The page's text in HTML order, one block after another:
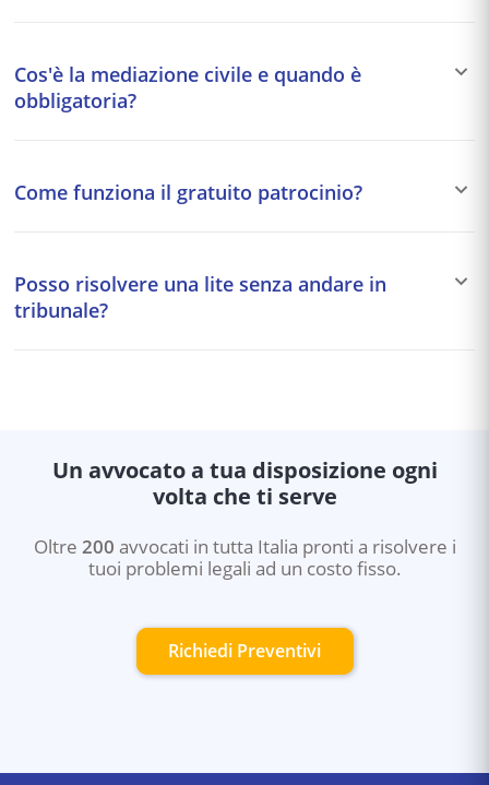
semplici fino a 5-10 anni per quelle più articolate. Per
questo motivo si preferisce spesso una soluzione
Cos'è la mediazione civile e quando è
obbligatoria?
come condizione di procedibilità per alcune materie:
Come funziona il gratuito patrocinio?
11.746,68€ (soglia aggiornata ogni 2 anni). Copre sia le
cause civili che penali e amministrative. La domanda va
Posso risolvere una lite senza andare in
tribunale?
Un avvocato a tua disposizione ogni
volta che ti serve
Oltre 200 avvocati in tutta Italia pronti a risolvere i
tuoi problemi legali ad un costo fisso.
Richiedi Preventivi